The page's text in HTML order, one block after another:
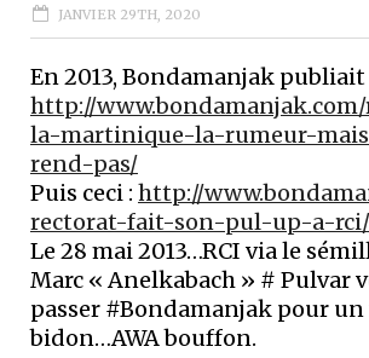
JANVIER 29TH, 2020
En 2013, Bondamanjak publiait
http://
la-martinique-la-rumeur-
rend-pas/
Puis ceci : http://
rectorat-fait-son-pul-up-a-rci/
Le 28 mai 2013…RCI via le
Marc « Anelkabach » # Pulvar
passer #Bondamanjak pour
bidon…AWA bouffon.